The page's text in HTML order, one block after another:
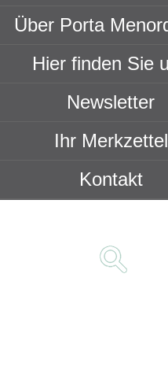
Über Porta
Hier finden Sie
Newsletter
Ihr Merkzettel
Kontakt